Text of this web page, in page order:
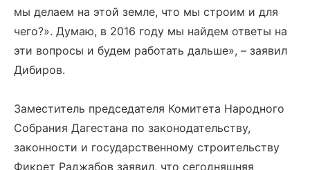
мы делаем на этой земле, что мы строим и для
чего?». Думаю, в 2016 году мы найдем ответы на
эти вопросы и будем работать дальше», – заявил
Дибиров.
Заместитель председателя Комитета Народного
Собрания Дагестана по законодательству,
законности и государственному строительству
Фикрет Раджабов заявил, что сегодняшняя